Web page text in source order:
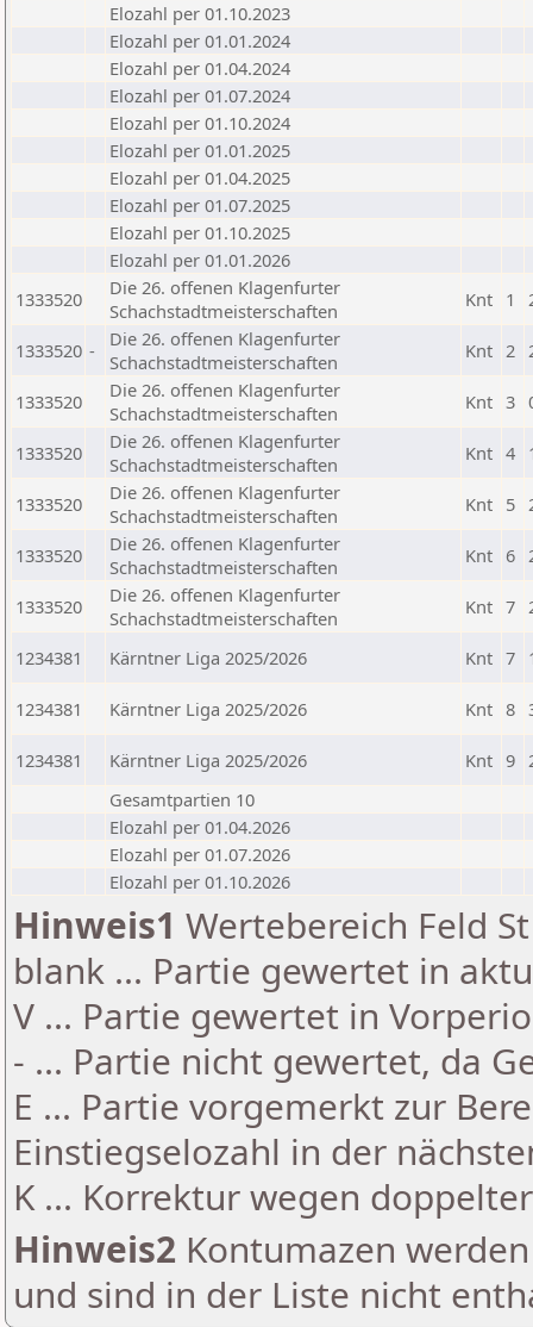
Elozahl per 01.10.2023
Elozahl per 01.01.2024
Elozahl per 01.04.2024
Elozahl per 01.07.2024
Elozahl per 01.10.2024
Elozahl per 01.01.2025
Elozahl per 01.04.2025
Elozahl per 01.07.2025
Elozahl per 01.10.2025
Elozahl per 01.01.2026
1333520
Die 26. offenen Klagenfurter
Schachstadtmeisterschaften
Knt 1
1333520 -
Die 26. offenen Klagenfurter
Schachstadtmeisterschaften
Knt 2
1333520
Die 26. offenen Klagenfurter
Schachstadtmeisterschaften
Knt 3
1333520
Die 26. offenen Klagenfurter
Schachstadtmeisterschaften
Knt 4
1333520
Die 26. offenen Klagenfurter
Schachstadtmeisterschaften
Knt 5
1333520
Die 26. offenen Klagenfurter
Schachstadtmeisterschaften
Knt 6
1333520
Die 26. offenen Klagenfurter
Schachstadtmeisterschaften
Knt 7
1234381 Kärntner Liga 2025/2026 Knt 7
1234381 Kärntner Liga 2025/2026 Knt 8
1234381 Kärntner Liga 2025/2026 Knt 9
Gesamtpartien 10
Elozahl per 01.04.2026
Elozahl per 01.07.2026
Elozahl per 01.10.2026
Hinweis1 Wertebereich Feld
blank ... Partie gewertet in
V ... Partie gewertet in
- ... Partie nicht gewertet, da
E ... Partie vorgemerkt zur
Einstiegselozahl in der
K ... Korrektur wegen
Hinweis2 Kontumazen
und sind in der Liste nicht